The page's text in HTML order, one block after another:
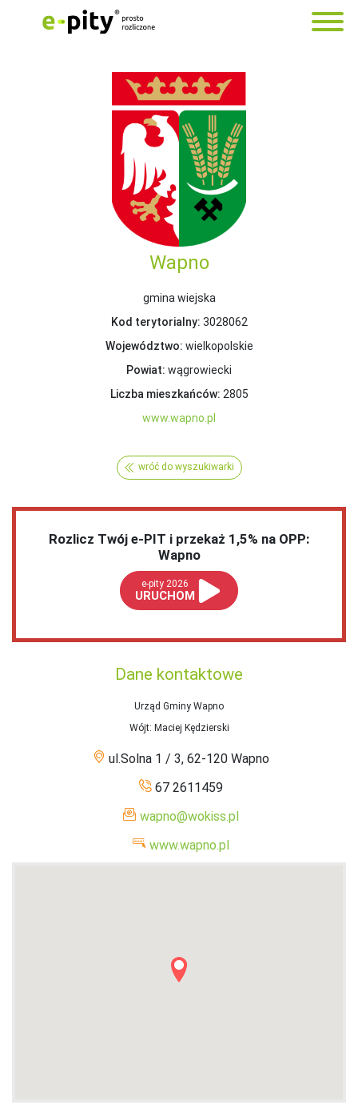
Wapno
gmina wiejska
Kod terytorialny: 3028062
Województwo: wielkopolskie
Powiat: wągrowiecki
Liczba mieszkańców: 2805
www.wapno.pl
wróć do wyszukiwarki
Rozlicz Twój e-PIT i przekaż 1,5% na OPP:
Wapno
e-pity 2026
URUCHOM
Dane kontaktowe
Urząd Gminy Wapno
Wójt: Maciej Kędzierski
ul.Solna 1 / 3, 62-120 Wapno
67 2611459
wapno@wokiss.pl
www.wapno.pl